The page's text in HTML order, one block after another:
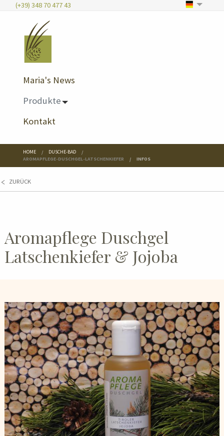
(+39) 348 70 477 43
Maria's News
Produkte
Kontakt
HOME
DUSCHE-BAD
AROMAPFLEGE-DUSCHGEL-LATSCHENKIEFER
INFOS
ZURÜCK
Aromapflege Duschgel
Latschenkiefer & Jojoba